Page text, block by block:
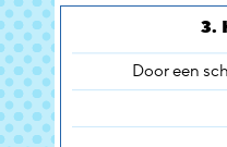
3.
Door een